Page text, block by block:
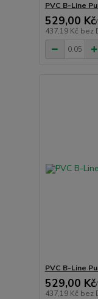
PVC B-Line
529,00 Kč/
437,19 Kč bez
PVC B-Line
529,00 Kč/
437,19 Kč bez